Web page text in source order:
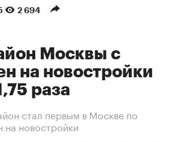
2 694
Москвы с
на новостройки
раза
стал первым в Москве по
на новостройки